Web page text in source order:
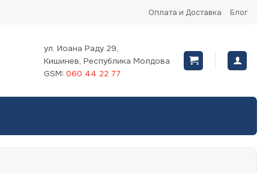
Оплата и Доставка Блог
ул. Иоана Раду 29,
Кишинев, Республика Молдова
GSM: 060 44 22 77